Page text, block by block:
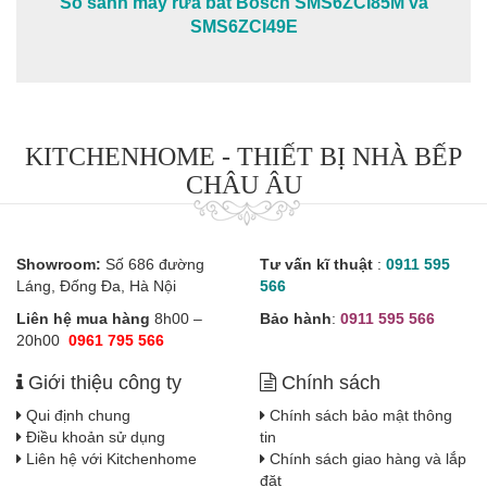
SMS6ZCI49E
KITCHENHOME - THIẾT BỊ NHÀ BẾP
CHÂU ÂU
Showroom: Số 686 đường
Láng, Đống Đa, Hà Nội
Liên hệ mua hàng 8h00 –
20h00 0961 795 566
Tư vấn kĩ thuật : 0911 595
566
Bảo hành: 0911 595 566
Giới thiệu công ty
Qui định chung
Điều khoản sử dụng
Liên hệ với Kitchenhome
Chính sách
Chính sách bảo mật thông
tin
Chính sách giao hàng và lắp
đặt